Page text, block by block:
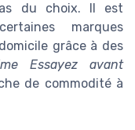
du choix. Il est
marques
grâce à des
Essayez avant
de commodité à